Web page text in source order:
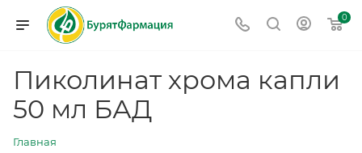
0
Пиколинат хрома капли
50 мл БАД
Главная